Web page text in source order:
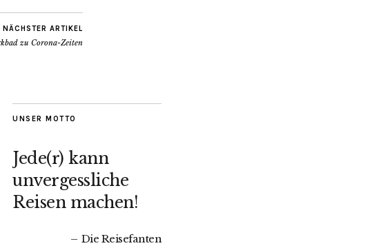
NÄCHSTER ARTIKEL
zu Corona-Zeiten
UNSER MOTTO
Jede(r) kann
unvergessliche
Reisen machen!
Die Reisefanten